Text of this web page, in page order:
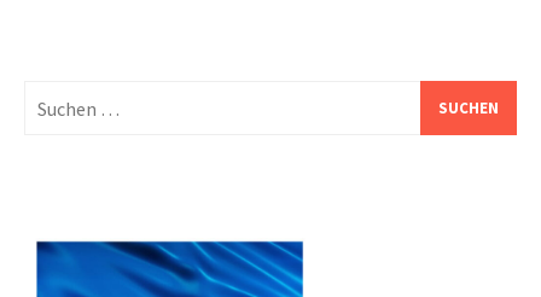
nach: